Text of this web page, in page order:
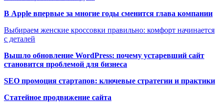
В Apple впервые за многие годы сменится глава компании
Выбираем женские кроссовки правильно: комфорт начинается
с деталей
Вышло обновление WordPress: почему устаревший сайт
становится проблемой для бизнеса
SEO промоция стартапов: ключевые стратегии и практики
Статейное продвижение сайта